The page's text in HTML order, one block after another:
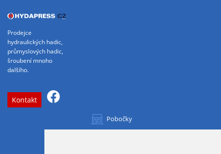
Prodejce
hydraulických hadic,
průmyslových hadic,
šroubení mnoho
dalšího.
Kontakt
Pobočky